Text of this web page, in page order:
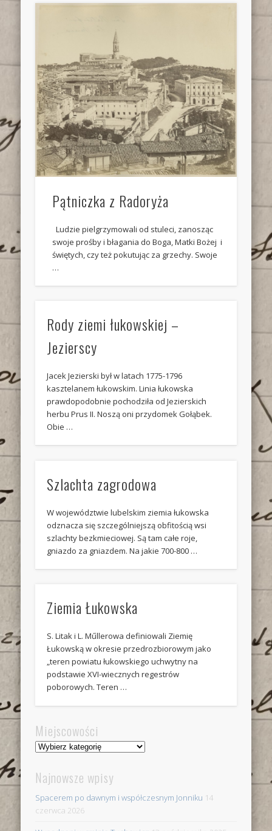
Pątniczka z Radoryża
Ludzie pielgrzymowali od stuleci, zanosząc
swoje prośby i błagania do Boga, Matki Bożej i
świętych, czy też pokutując za grzechy. Swoje
…
Rody ziemi łukowskiej –
Jezierscy
Jacek Jezierski był w latach 1775-1796
kasztelanem łukowskim. Linia łukowska
prawdopodobnie pochodziła od Jezierskich
herbu Prus II. Noszą oni przydomek Gołąbek.
Obie …
Szlachta zagrodowa
W województwie lubelskim ziemia łukowska
odznacza się szczególniejszą obfitością wsi
szlachty bezkmieciowej. Są tam całe roje,
gniazdo za gniazdem. Na jakie 700-800 …
Ziemia Łukowska
S. Litak i L. Műllerowa definiowali Ziemię
Łukowską w okresie przedrozbiorowym jako
„teren powiatu łukowskiego uchwytny na
podstawie XVI-wiecznych regestrów
poborowych. Teren …
Miejscowości
Miejscowości
Najnowsze wpisy
Spacerem po dawnym i współczesnym Jonniku 14
czerwca 2026